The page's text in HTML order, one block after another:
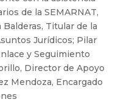
de la SEMARNAT,
Titular de la
Jurídicos; Pilar
y Seguimiento
Director de Apoyo
Mendoza, Encargado